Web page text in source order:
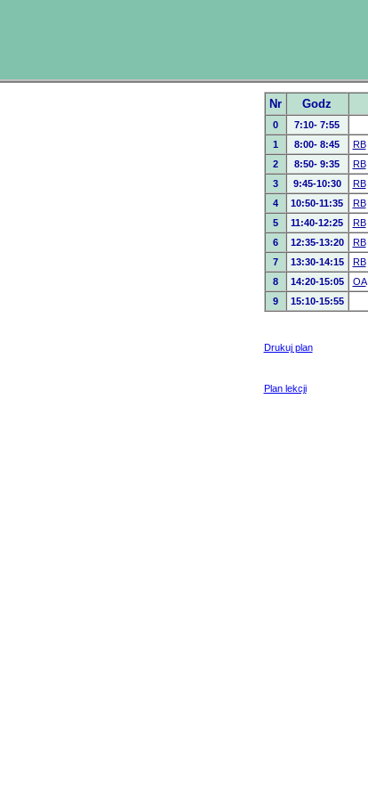
Nr Godz
0
7:10- 7:55
1
8:00- 8:45 RB
2
8:50- 9:35 RB
3
9:45-10:30 RB
4
10:50-11:35 RB
5
11:40-12:25 RB
6
12:35-13:20 RB
7
13:30-14:15 RB
8
14:20-15:05 OA
9
15:10-15:55
Drukuj plan
Plan lekcji